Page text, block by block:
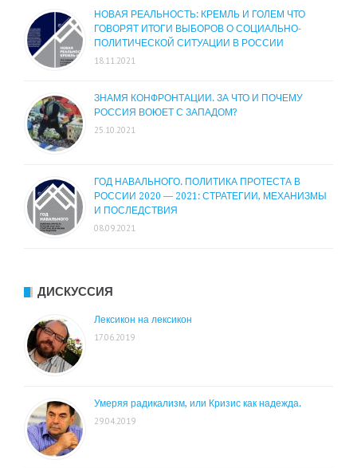
НОВАЯ РЕАЛЬНОСТЬ: КРЕМЛЬ И ГОЛЕМ ЧТО
ГОВОРЯТ ИТОГИ ВЫБОРОВ О СОЦИАЛЬНО-
ПОЛИТИЧЕСКОЙ СИТУАЦИИ В РОССИИ
18.11.2021
ЗНАМЯ КОНФРОНТАЦИИ. ЗА ЧТО И ПОЧЕМУ
РОССИЯ ВОЮЕТ С ЗАПАДОМ?
25.10.2021
ГОД НАВАЛЬНОГО. ПОЛИТИКА ПРОТЕСТА В
РОССИИ 2020 — 2021: СТРАТЕГИИ, МЕХАНИЗМЫ
И ПОСЛЕДСТВИЯ
08.09.2021
ДИСКУССИЯ
Лексикон на лексикон
17.06.2019
Умеряя радикализм, или Кризис как надежда.
29.04.2019